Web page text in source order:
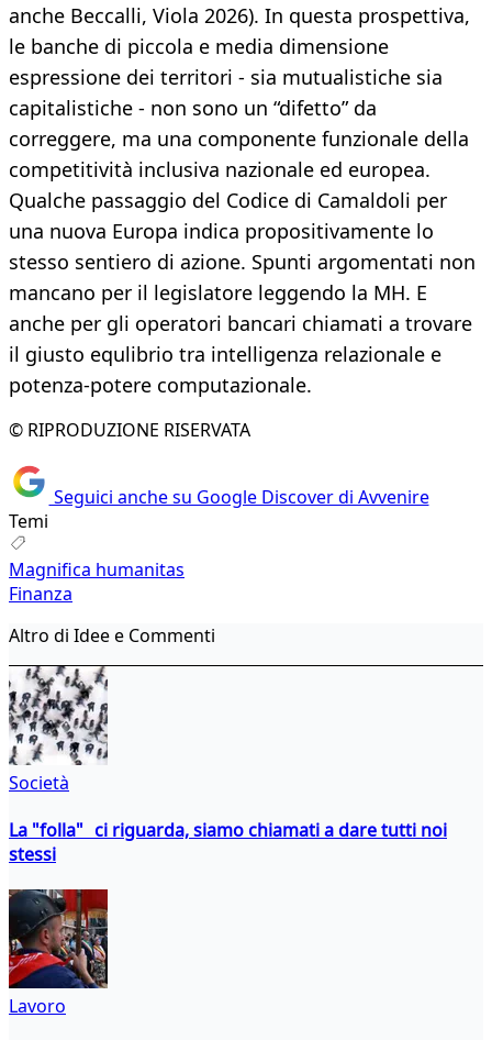
anche Beccalli, Viola 2026). In questa prospettiva,
le banche di piccola e media dimensione
espressione dei territori - sia mutualistiche sia
capitalistiche - non sono un “difetto” da
correggere, ma una componente funzionale della
competitività inclusiva nazionale ed europea.
Qualche passaggio del Codice di Camaldoli per
una nuova Europa indica propositivamente lo
stesso sentiero di azione. Spunti argomentati non
mancano per il legislatore leggendo la MH. E
anche per gli operatori bancari chiamati a trovare
il giusto equlibrio tra intelligenza relazionale e
potenza-potere computazionale.
© RIPRODUZIONE RISERVATA
Seguici anche su Google Discover di Avvenire
Temi
Magnifica humanitas
Finanza
Altro di Idee e Commenti
Società
La "folla" ci riguarda, siamo chiamati a dare tutti noi
stessi
Lavoro